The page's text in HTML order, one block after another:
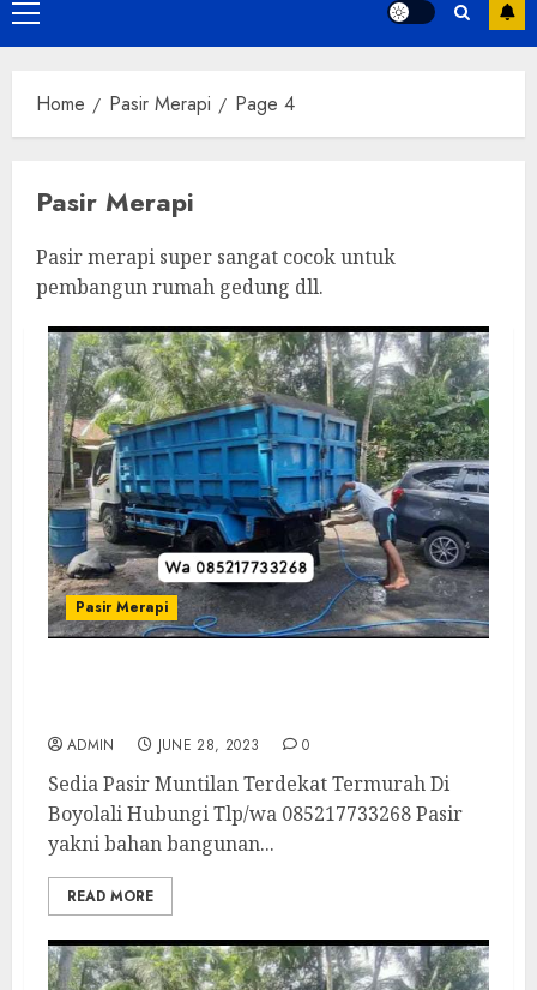
Primary
Menu
Home Pasir Merapi Page 4
Pasir Merapi
Pasir merapi super sangat cocok untuk
pembangun rumah gedung dll.
Pasir Merapi
ADMIN JUNE 28, 2023 0
Sedia Pasir Muntilan Terdekat Termurah Di
Boyolali Hubungi Tlp/wa 085217733268 Pasir
yakni bahan bangunan...
READ MORE